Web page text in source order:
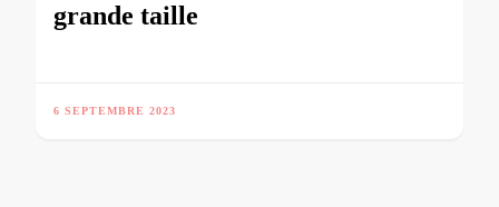
grande taille
6 SEPTEMBRE 2023